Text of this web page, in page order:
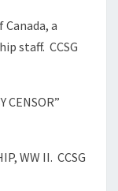
a
staff. CCSG
CENSOR”
WW II. CCSG